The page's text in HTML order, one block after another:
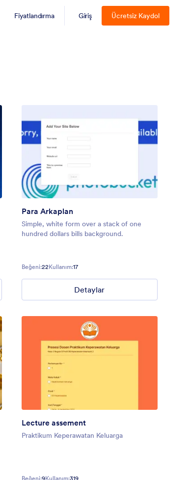
Fiyatlandırma Giriş Ücretsiz Kaydol
Para Arkaplan
Simple, white form over a stack of one
hundred dollars bills background.
Beğeni:22Kullanım:17
Detaylar
Lecture assement
Praktikum Keperawatan Keluarga
Beğeni:9Kullanım:319